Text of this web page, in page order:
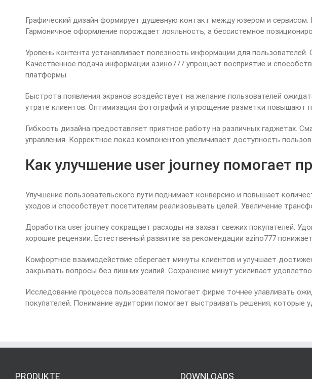
Графический дизайн формирует душевную контакт между юзером и сервисом.
Гармоничное оформление порождает лояльность, а бессистемное
Уровень контента устанавливает полезность информации для
Качественное подача информации азино777 упрощает восприятие и
платформы.
Быстрота появления экранов воздействует на желание пользователей
утрате клиентов. Оптимизация фотографий и упрощение разметки повышают
Гибкость дизайна предоставляет приятное работу на различных гаджетах.
управления. Корректное показ компонентов увеличивает доступность
Как улучшение user journey помогает
Улучшение пользовательского пути поднимает конверсию и повышает
уходов и способствует посетителям реализовывать целей. Увеличение
Доработка user journey сокращает расходы на захват свежих покупателей.
хорошие рецензии. Естественный развитие за рекомендации azino777
Комфортное взаимодействие сберегает минуты клиентов и улучшает
закрывать вопросы без лишних усилий. Сохранение минут усиливает
Исследование процесса пользователя помогает фирме точнее улавливать
покупателей. Понимание аудитории помогает выстраивать решения,
PRODUKTE DOWNLOADS